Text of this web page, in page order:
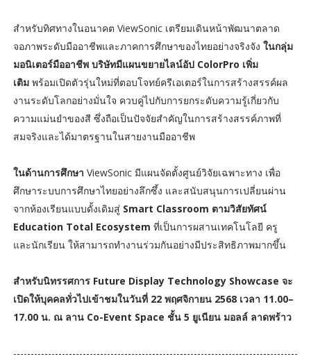
สำหรับทิศทางในอนาคต ViewSonic เตรียมเดินหน้าพัฒนาตลาด
จอภาพระดับมืออาชีพและภาคการศึกษาของไทยอย่างจริงจัง ในกลุ่ม
มอนิเตอร์มืออาชีพ บริษัทมีแผนขยายไลน์อัป ColorPro เพิ่ม
เติมพร้อมเปิดตัวรุ่นใหม่ที่ตอบโจทย์ครีเอเตอร์ในการสร้างสรรค์ผล
งานระดับโลกอย่างมั่นใจ ควบคู่ไปกับการยกระดับความรู้เกี่ยวกับ
ความแม่นยำของสี ซึ่งถือเป็นปัจจัยสำคัญในการสร้างสรรค์ภาพที่
สมจริงและได้มาตรฐานในสายงานมืออาชีพ
ในด้านการศึกษา ViewSonic มีแผนจัดตั้งศูนย์วิจัยเฉพาะทาง เพื่อ
ศึกษาระบบการศึกษาไทยอย่างลึกซึ้ง และสนับสนุนการเปลี่ยนผ่าน
จากห้องเรียนแบบดั้งเดิมสู่ Smart Classroom ตามวิสัยทัศน์
Education Total Ecosystem ที่เป็นการผสานเทคโนโลยี ครู
และนักเรียน ให้สามารถทำงานร่วมกันอย่างมีประสิทธิภาพมากขึ้น
สำหรับนิทรรศการ Future Display Technology Showcase จะ
เปิดให้บุคคลทั่วไปเข้าชมในวันที่ 22 พฤศจิกายน 2568 เวลา 11.00–
17.00 น. ณ ลาน Co-Event Space ชั้น 5 ยูเนียน มอลล์ ลาดพร้าว
----------------------------------------------------------------------------------